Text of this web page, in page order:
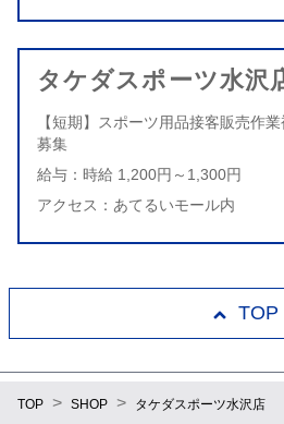
タケダスポーツ水沢
【短期】スポーツ用品接客販売作
募集
給与：時給 1,200円～1,300円
アクセス：あてるいモール内
TOP
TOP > SHOP > タケダスポーツ水沢店